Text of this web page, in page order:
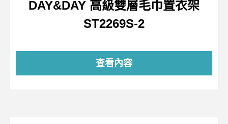
DAY&DAY 高級雙層毛巾置衣架
ST2269S-2
查看內容